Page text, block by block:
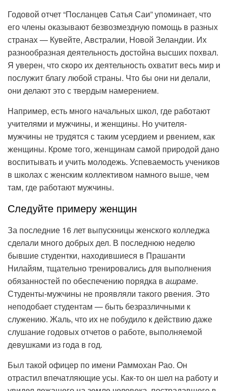
Годовой отчет “Посланцев Сатья Саи” упоминает, что
его члены оказывают безвозмездную помощь в разных
странах — Кувейте, Австралии, Новой Зеландии. Их
разнообразная деятельность достойна высших похвал.
Я уверен, что скоро их деятельность охватит весь мир и
послужит благу любой страны. Что бы они ни делали,
они делают это с твердым намерением.
Например, есть много начальных школ, где работают
учителями и мужчины, и женщины. Но учителя-
мужчины не трудятся с таким усердием и рвением, как
женщины. Кроме того, женщинам самой природой дано
воспитывать и учить молодежь. Успеваемость учеников
в школах с женским коллективом намного выше, чем
там, где работают мужчины.
Следуйте примеру женщин
За последние 16 лет выпускницы женского колледжа
сделали много добрых дел. В последнюю неделю
бывшие студентки, находившиеся в Прашанти
Нилайям, тщательно тренировались для выполнения
обязанностей по обеспечению порядка в ашраме.
Студенты-мужчины не проявляли такого рвения. Это
неподобает студентам — быть безразличными к
служению. Жаль, что их не побудило к действию даже
слушание годовых отчетов о работе, выполняемой
девушками из года в год.
Был такой офицер по имени Раммохан Рао. Он
отрастил впечатляющие усы. Как-то он шел на работу и